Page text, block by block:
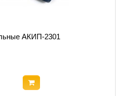
АКИП-2301